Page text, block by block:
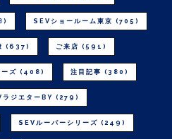
SEVショールーム東京 (705)
(637) ご来店 (591)
ズ (408) 注目記事 (380)
ラジエターBY (279)
SEVルーパーシリーズ (249)